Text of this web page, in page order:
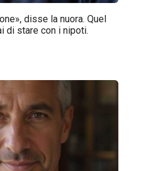
disse la nuora. Quel
di stare con i nipoti.